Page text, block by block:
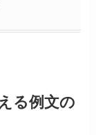
る例文の